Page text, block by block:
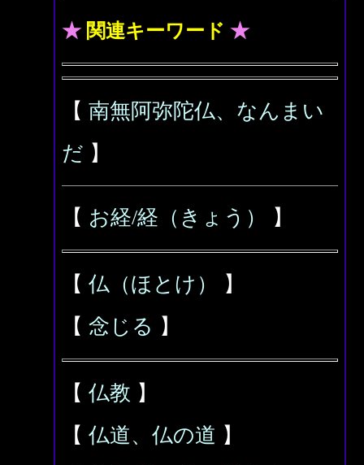
★ 関連キーワード ★
【 南無阿弥陀仏、なんまい
だ 】
【 お経/経（きょう） 】
【 仏（ほとけ）
】
【 念じる 】
【 仏教 】
【 仏道、仏の道 】